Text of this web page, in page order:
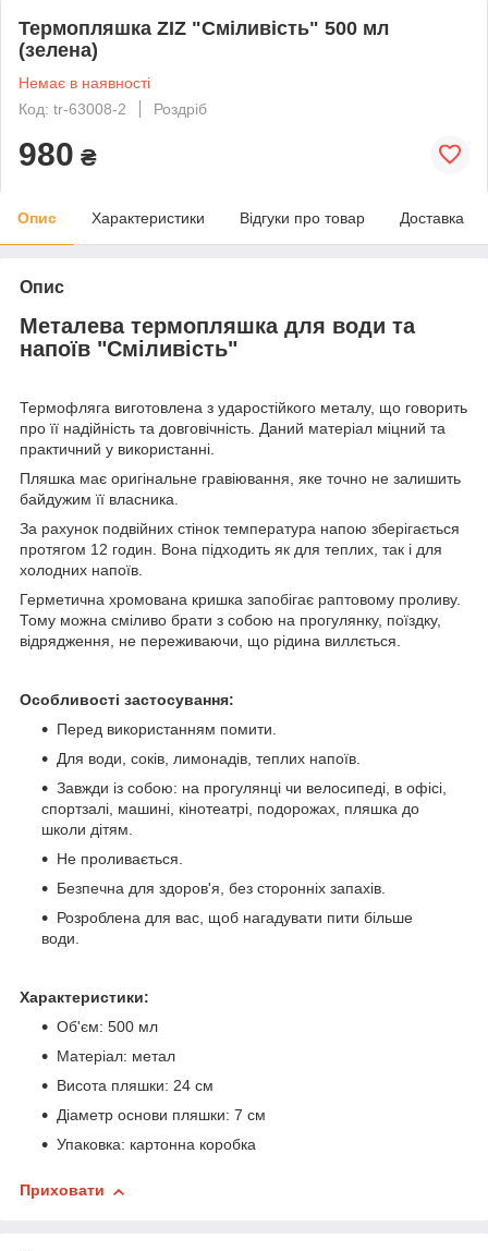
Термопляшка ZIZ "Сміливість" 500 мл
(зелена)
Немає в наявності
Код: tr-63008-2
Роздріб
980 ₴
Опис Характеристики Відгуки про товар Доставка
Опис
Металева термопляшка для води та
напоїв "Сміливість"
Термофляга виготовлена з ударостійкого металу, що говорить
про її надійність та довговічність. Даний матеріал міцний та
практичний у використанні.
Пляшка має оригінальне гравіювання, яке точно не залишить
байдужим її власника.
За рахунок подвійних стінок температура напою зберігається
протягом 12 годин. Вона підходить як для теплих, так і для
холодних напоїв.
Герметична хромована кришка запобігає раптовому проливу.
Тому можна сміливо брати з собою на прогулянку, поїздку,
відрядження, не переживаючи, що рідина виллється.
Особливості застосування:
Перед використанням помити.
Для води, соків, лимонадів, теплих напоїв.
Завжди із собою: на прогулянці чи велосипеді, в офісі,
спортзалі, машині, кінотеатрі, подорожах, пляшка до
школи дітям.
Не проливається.
Безпечна для здоров'я, без сторонніх запахів.
Розроблена для вас, щоб нагадувати пити більше
води.
Характеристики:
Об'єм: 500 мл
Матеріал: метал
Висота пляшки: 24 см
Діаметр основи пляшки: 7 см
Упаковка: картонна коробка
Приховати